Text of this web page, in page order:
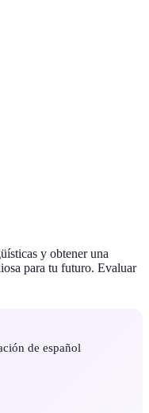
y obtener una
para tu futuro. Evaluar
de español